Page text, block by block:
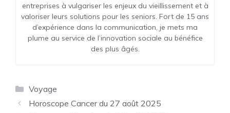
entreprises à vulgariser les enjeux du vieillissement et à
valoriser leurs solutions pour les seniors. Fort de 15 ans
d’expérience dans la communication, je mets ma
plume au service de l’innovation sociale au bénéfice
des plus âgés.
Catégories
Voyage
Horoscope Cancer du 27 août 2025